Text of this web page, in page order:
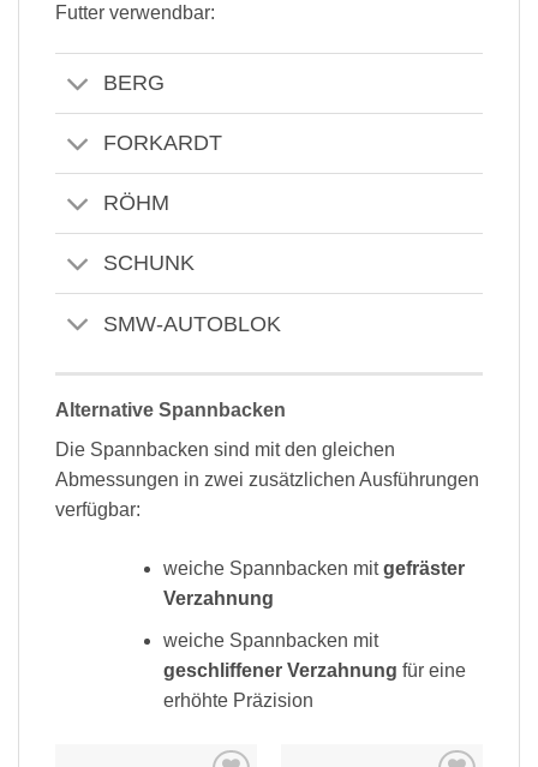
Futter verwendbar:
BERG
FORKARDT
RÖHM
SCHUNK
SMW-AUTOBLOK
Alternative Spannbacken
Die Spannbacken sind mit den gleichen
Abmessungen in zwei zusätzlichen Ausführungen
verfügbar:
weiche Spannbacken mitgefräster
Verzahnung
weiche Spannbacken mit
geschliffener Verzahnung für eine
erhöhte Präzision